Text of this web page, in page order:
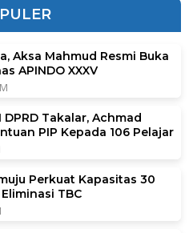
Aksa Mahmud Resmi Buka
APINDO XXXV
Takalar, Achmad
PIP Kepada 106 Pelajar
Perkuat Kapasitas 30
TBC